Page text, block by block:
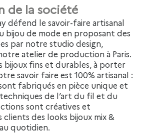
de la société
bijou de mode en proposant des
par notre studio design,
atelier de production à Paris.
bijoux fins et durables, à porter
savoir faire est 100% artisanal :
fabriqués en pièce unique et
de l’art du fil et du
sont créatives et
des looks bijoux mix &
quotidien.